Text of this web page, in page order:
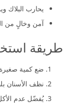
يحارب البلاك
آمن وخالٍ من
طريقة
ضع كمية
نظف الأسنان
يُفضّل عدم